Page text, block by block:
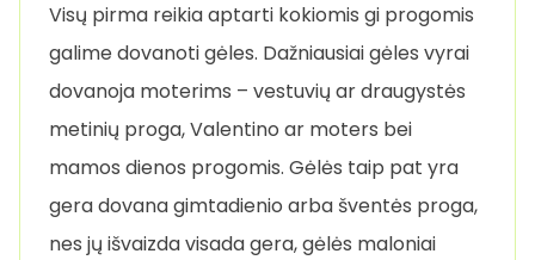
Visų pirma reikia aptarti kokiomis gi progomis
galime dovanoti gėles. Dažniausiai gėles vyrai
dovanoja moterims – vestuvių ar draugystės
metinių proga, Valentino ar moters bei
mamos dienos progomis. Gėlės taip pat yra
gera dovana gimtadienio arba šventės proga,
nes jų išvaizda visada gera, gėlės maloniai